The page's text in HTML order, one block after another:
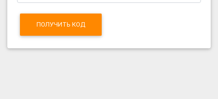
ПОЛУЧИТЬ КОД